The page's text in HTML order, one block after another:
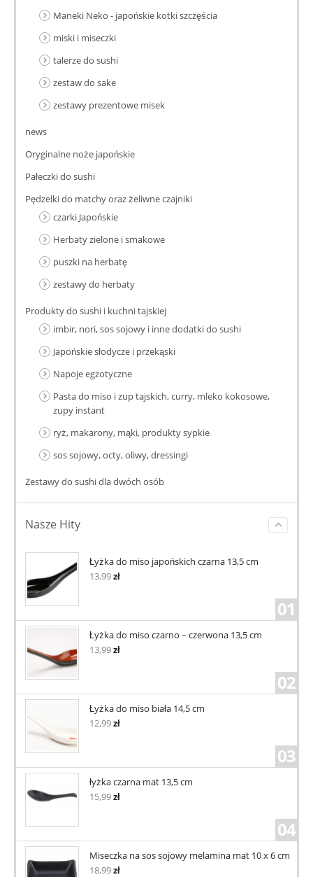
Maneki Neko - japońskie kotki szczęścia
miski i miseczki
talerze do sushi
zestaw do sake
zestawy prezentowe misek
news
Oryginalne noże japońskie
Pałeczki do sushi
Pędzelki do matchy oraz żeliwne czajniki
czarki Japońskie
Herbaty zielone i smakowe
puszki na herbatę
zestawy do herbaty
Produkty do sushi i kuchni tajskiej
imbir, nori, sos sojowy i inne dodatki do sushi
Japońskie słodycze i przekąski
Napoje egzotyczne
Pasta do miso i zup tajskich, curry, mleko kokosowe,
zupy instant
ryż, makarony, mąki, produkty sypkie
sos sojowy, octy, oliwy, dressingi
Zestawy do sushi dla dwóch osób
Nasze Hity
Łyżka do miso japońskich czarna 13,5 cm
13,99zł
01
Łyżka do miso czarno – czerwona 13,5 cm
13,99zł
02
Łyżka do miso biała 14,5 cm
12,99zł
03
łyżka czarna mat 13,5 cm
15,99zł
04
Miseczka na sos sojowy melamina mat 10 x 6 cm
18,99zł